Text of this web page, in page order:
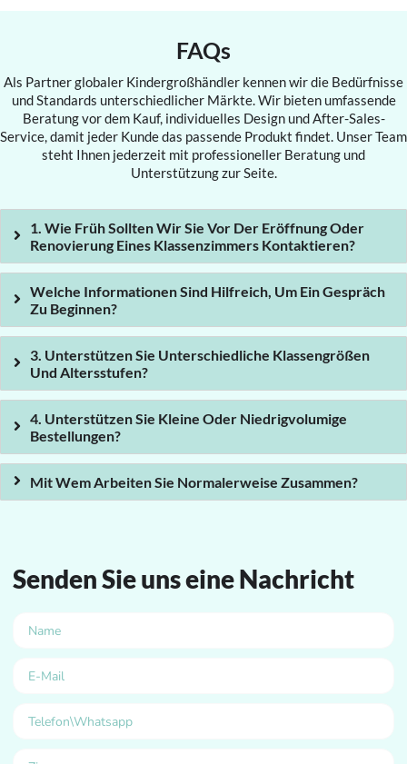
FAQs
Als Partner globaler Kindergroßhändler kennen wir die Bedürfnisse
und Standards unterschiedlicher Märkte. Wir bieten umfassende
Beratung vor dem Kauf, individuelles Design und After-Sales-
Service, damit jeder Kunde das passende Produkt findet. Unser Team
steht Ihnen jederzeit mit professioneller Beratung und
Unterstützung zur Seite.
1. Wie Früh Sollten Wir Sie Vor Der Eröffnung Oder
Renovierung Eines Klassenzimmers Kontaktieren?
Welche Informationen Sind Hilfreich, Um Ein Gespräch
Zu Beginnen?
3. Unterstützen Sie Unterschiedliche Klassengrößen
Und Altersstufen?
4. Unterstützen Sie Kleine Oder Niedrigvolumige
Bestellungen?
Mit Wem Arbeiten Sie Normalerweise Zusammen?
Senden Sie uns eine Nachricht